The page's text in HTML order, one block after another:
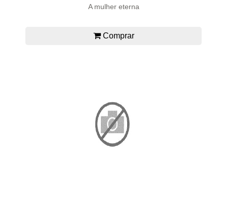
A mulher eterna
Comprar